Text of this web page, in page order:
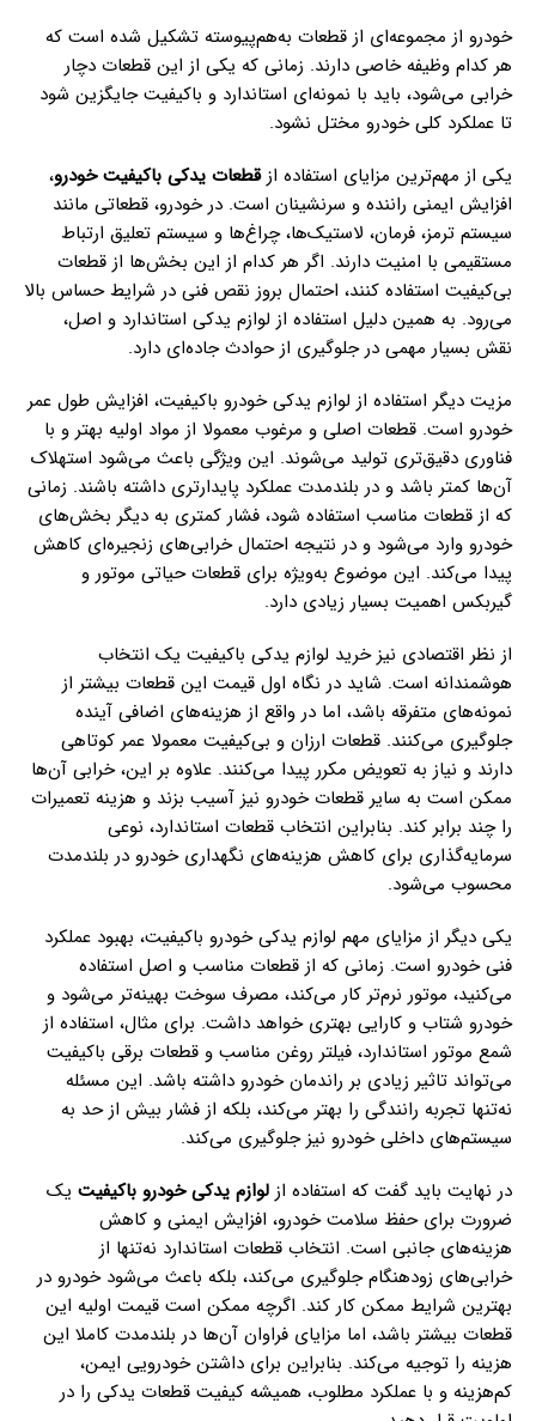
خودرو از مجموعه‌ای از قطعات به‌هم‌پیوسته تشکیل شده است که
هر کدام وظیفه خاصی دارند. زمانی که یکی از این قطعات دچار
خرابی می‌شود، باید با نمونه‌ای استاندارد و باکیفیت جایگزین شود
تا عملکرد کلی خودرو مختل نشود.
یکی از مهم‌ترین مزایای استفاده ازقطعات یدکی باکیفیت خودرو،
افزایش ایمنی راننده و سرنشینان است. در خودرو، قطعاتی مانند
سیستم ترمز، فرمان، لاستیک‌ها، چراغ‌ها و سیستم تعلیق ارتباط
مستقیمی با امنیت دارند. اگر هر کدام از این بخش‌ها از قطعات
بی‌کیفیت استفاده کنند، احتمال بروز نقص فنی در شرایط حساس بالا
می‌رود. به همین دلیل استفاده از لوازم یدکی استاندارد و اصل،
نقش بسیار مهمی در جلوگیری از حوادث جاده‌ای دارد.
مزیت دیگر استفاده از لوازم یدکی خودرو باکیفیت، افزایش طول عمر
خودرو است. قطعات اصلی و مرغوب معمولا از مواد اولیه بهتر و با
فناوری دقیق‌تری تولید می‌شوند. این ویژگی باعث می‌شود استهلاک
آن‌ها کمتر باشد و در بلندمدت عملکرد پایدارتری داشته باشند. زمانی
که از قطعات مناسب استفاده شود، فشار کمتری به دیگر بخش‌های
خودرو وارد می‌شود و در نتیجه احتمال خرابی‌های زنجیره‌ای کاهش
پیدا می‌کند. این موضوع به‌ویژه برای قطعات حیاتی موتور و
گیربکس اهمیت بسیار زیادی دارد.
از نظر اقتصادی نیز خرید لوازم یدکی باکیفیت یک انتخاب
هوشمندانه است. شاید در نگاه اول قیمت این قطعات بیشتر از
نمونه‌های متفرقه باشد، اما در واقع از هزینه‌های اضافی آینده
جلوگیری می‌کنند. قطعات ارزان و بی‌کیفیت معمولا عمر کوتاهی
دارند و نیاز به تعویض مکرر پیدا می‌کنند. علاوه بر این، خرابی آن‌ها
ممکن است به سایر قطعات خودرو نیز آسیب بزند و هزینه تعمیرات
را چند برابر کند. بنابراین انتخاب قطعات استاندارد، نوعی
سرمایه‌گذاری برای کاهش هزینه‌های نگهداری خودرو در بلندمدت
محسوب می‌شود.
یکی دیگر از مزایای مهم لوازم یدکی خودرو باکیفیت، بهبود عملکرد
فنی خودرو است. زمانی که از قطعات مناسب و اصل استفاده
می‌کنید، موتور نرم‌تر کار می‌کند، مصرف سوخت بهینه‌تر می‌شود و
خودرو شتاب و کارایی بهتری خواهد داشت. برای مثال، استفاده از
شمع موتور استاندارد، فیلتر روغن مناسب و قطعات برقی باکیفیت
می‌تواند تاثیر زیادی بر راندمان خودرو داشته باشد. این مسئله
نه‌تنها تجربه رانندگی را بهتر می‌کند، بلکه از فشار بیش از حد به
سیستم‌های داخلی خودرو نیز جلوگیری می‌کند.
در نهایت باید گفت که استفاده از لوازم یدکی خودرو باکیفیت یک
ضرورت برای حفظ سلامت خودرو، افزایش ایمنی و کاهش
هزینه‌های جانبی است. انتخاب قطعات استاندارد نه‌تنها از
خرابی‌های زودهنگام جلوگیری می‌کند، بلکه باعث می‌شود خودرو در
بهترین شرایط ممکن کار کند. اگرچه ممکن است قیمت اولیه این
قطعات بیشتر باشد، اما مزایای فراوان آن‌ها در بلندمدت کاملا این
هزینه را توجیه می‌کند. بنابراین برای داشتن خودرویی ایمن،
کم‌هزینه و با عملکرد مطلوب، همیشه کیفیت قطعات یدکی را در